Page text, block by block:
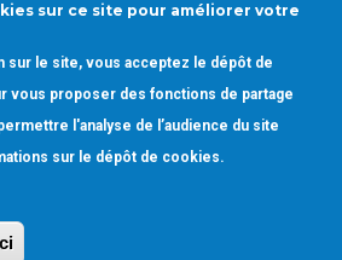
personnelles
son mac.
sur ce site pour améliorer votre
sur le site, vous acceptez le dépôt de
vous proposer des fonctions de partage
l'analyse de l’audience du site
sur le dépôt de cookies.